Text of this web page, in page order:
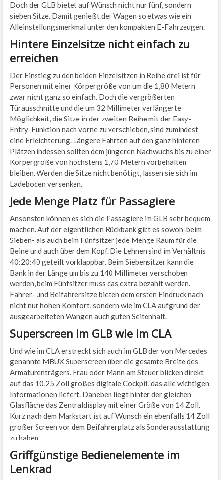
Doch der GLB bietet auf Wünsch nicht nur fünf, sondern
sieben Sitze. Damit genießt der Wagen so etwas wie ein
Alleinstellungsmerkmal unter den kompakten E-Fahrzeugen.
Hintere Einzelsitze nicht einfach zu
erreichen
Der Einstieg zu den beiden Einzelsitzen in Reihe drei ist für
Personen mit einer Körpergröße von um die 1,80 Metern
zwar nicht ganz so einfach. Doch die vergrößerten
Türausschnitte und die um 32 Millimeter verlängerte
Möglichkeit, die Sitze in der zweiten Reihe mit der Easy-
Entry-Funktion nach vorne zu verschieben, sind zumindest
eine Erleichterung. Längere Fahrten auf den ganz hinteren
Plätzen indessen sollten dem jüngeren Nachwuchs bis zu einer
Körpergröße von höchstens 1,70 Metern vorbehalten
bleiben. Werden die Sitze nicht benötigt, lassen sie sich im
Ladeboden versenken.
Jede Menge Platz für Passagiere
Ansonsten können es sich die Passagiere im GLB sehr bequem
machen. Auf der eigentlichen Rückbank gibt es sowohl beim
Sieben- als auch beim Fünfsitzer jede Menge Raum für die
Beine und auch über dem Kopf. Die Lehnen sind im Verhältnis
40:20:40 geteilt vorklappbar. Beim Siebensitzer kann die
Bank in der Länge um bis zu 140 Millimeter verschoben
werden, beim Fünfsitzer muss das extra bezahlt werden.
Fahrer- und Beifahrersitze bieten dem ersten Eindruck nach
nicht nur hohen Komfort, sondern wie im CLA aufgrund der
ausgearbeiteten Wangen auch guten Seitenhalt.
Superscreen im GLB wie im CLA
Und wie im CLA erstreckt sich auch im GLB der von Mercedes
genannte MBUX Superscreen über die gesamte Breite des
Armaturenträgers. Frau oder Mann am Steuer blicken direkt
auf das 10,25 Zoll großes digitale Cockpit, das alle wichtigen
Informationen liefert. Daneben liegt hinter der gleichen
Glasfläche das Zentraldisplay mit einer Größe von 14 Zoll.
Kurz nach dem Markstart ist auf Wunsch ein ebenfalls 14 Zoll
großer Screen vor dem Beifahrerplatz als Sonderausstattung
zu haben.
Griffgünstige Bedienelemente im
Lenkrad